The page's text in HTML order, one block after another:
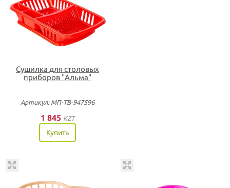
Сушилка для столовых
приборов "Альма"
Артикул: МП-ТВ-947596
1 845 KZT
Купить